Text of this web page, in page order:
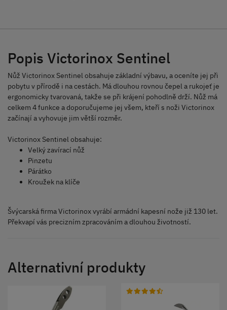
Popis Victorinox Sentinel
Nůž Victorinox Sentinel obsahuje základní výbavu, a oceníte jej při
pobytu v přírodě i na cestách. Má dlouhou rovnou čepel a rukojeť je
ergonomicky tvarovaná, takže se při krájení pohodlně drží. Nůž má
celkem 4 funkce a doporučujeme jej všem, kteří s noži Victorinox
začínají a vyhovuje jim větší rozměr.
Victorinox Sentinel obsahuje:
Velký zavírací nůž
Pinzetu
Párátko
Kroužek na klíče
Švýcarská firma Victorinox vyrábí armádní kapesní nože již 130 let.
Překvapí vás precizním zpracováním a dlouhou životností.
Alternativní produkty